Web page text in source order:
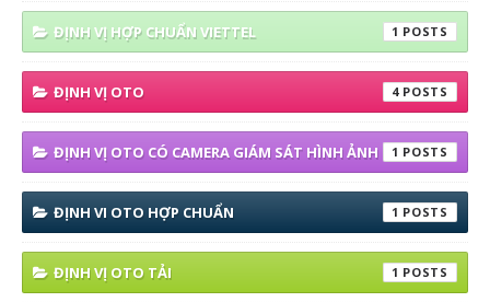
ĐỊNH VỊ HỢP CHUẨN VIETTEL 1
ĐỊNH VỊ OTO 4
ĐỊNH VỊ OTO CÓ CAMERA GIÁM SÁT HÌNH ẢNH 1
ĐỊNH VI OTO HỢP CHUẨN 1
ĐỊNH VỊ OTO TẢI 1